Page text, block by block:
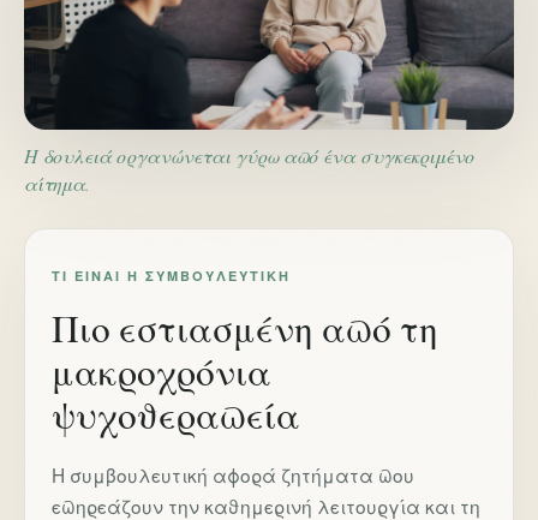
Η δουλειά οργανώνεται γύρω από ένα συγκεκριμένο
αίτημα.
ΤΙ ΕΊΝΑΙ Η ΣΥΜΒΟΥΛΕΥΤΙΚΉ
Πιο εστιασμένη από τη
μακροχρόνια
ψυχοθεραπεία
Η συμβουλευτική αφορά ζητήματα που
επηρεάζουν την καθημερινή λειτουργία και τη